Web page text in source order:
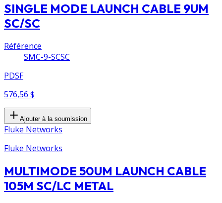
SINGLE MODE LAUNCH CABLE 9UM
SC/SC
Référence
SMC-9-SCSC
PDSF
576,56 $
Ajouter à la soumission
Fluke Networks
Fluke Networks
MULTIMODE 50UM LAUNCH CABLE
105M SC/LC METAL